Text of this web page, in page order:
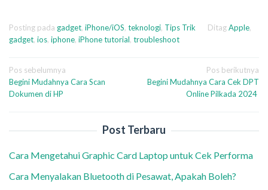
Posting pada gadget, iPhone/iOS, teknologi, Tips Trik DitagApple,
gadget, ios, iphone, iPhone tutorial, troubleshoot
Navigasi
pos
Pos sebelumnya
Begini Mudahnya Cara Scan
Dokumen di HP
Pos berikutnya
Begini Mudahnya Cara Cek DPT
Online Pilkada 2024
Post Terbaru
Cara Mengetahui Graphic Card Laptop untuk Cek Performa
Cara Menyalakan Bluetooth di Pesawat, Apakah Boleh?